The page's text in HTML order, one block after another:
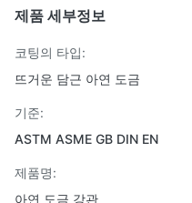
제품 세부정보
코팅의 타입:
뜨거운 담근 아연 도금
기준:
ASTM ASME GB DIN EN
제품명:
아연 도금 강관